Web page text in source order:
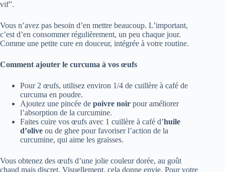
vif”.
Vous n’avez pas besoin d’en mettre beaucoup. L’important,
c’est d’en consommer régulièrement, un peu chaque jour.
Comme une petite cure en douceur, intégrée à votre routine.
Comment ajouter le curcuma à vos œufs
Pour 2 œufs, utilisez environ 1/4 de cuillère à café de
curcuma en poudre.
Ajoutez une pincée de poivre noir pour améliorer
l’absorption de la curcumine.
Faites cuire vos œufs avec 1 cuillère à café d’huile
d’olive ou de ghee pour favoriser l’action de la
curcumine, qui aime les graisses.
Vous obtenez des œufs d’une jolie couleur dorée, au goût
chaud mais discret. Visuellement, cela donne envie. Pour votre